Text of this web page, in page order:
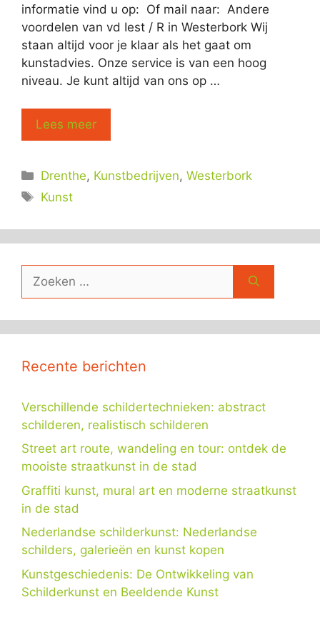
informatie vind u op: Of mail naar: Andere
voordelen van vd Iest / R in Westerbork Wij
staan altijd voor je klaar als het gaat om
kunstadvies. Onze service is van een hoog
niveau. Je kunt altijd van ons op …
Lees meer
Categorieën
Drenthe, Kunstbedrijven,Westerbork
Tags
Kunst
naar:
Recente berichten
Verschillende schildertechnieken: abstract
schilderen, realistisch schilderen
Street art route, wandeling en tour: ontdek de
mooiste straatkunst in de stad
Graffiti kunst, mural art en moderne straatkunst
in de stad
Nederlandse schilderkunst: Nederlandse
schilders, galerieën en kunst kopen
Kunstgeschiedenis: De Ontwikkeling van
Schilderkunst en Beeldende Kunst